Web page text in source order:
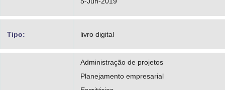
Tipo: livro digital
Administração de projetos
Planejamento empresarial